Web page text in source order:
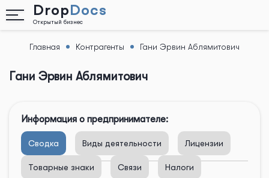
DropDocs
Открытый бизнес
Назад
Главная Контрагенты Гани Эрвин Аблямитович
Гани Эрвин Аблямитович
Информация о предпринимателе:
Сводка Виды деятельности Лицензии
Товарные знаки Связи Налоги